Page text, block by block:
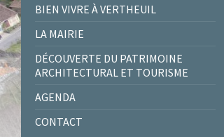
BIEN VIVRE À VERTHEUIL
LA MAIRIE
DÉCOUVERTE DU PATRIMOINE
ARCHITECTURAL ET TOURISME
AGENDA
CONTACT